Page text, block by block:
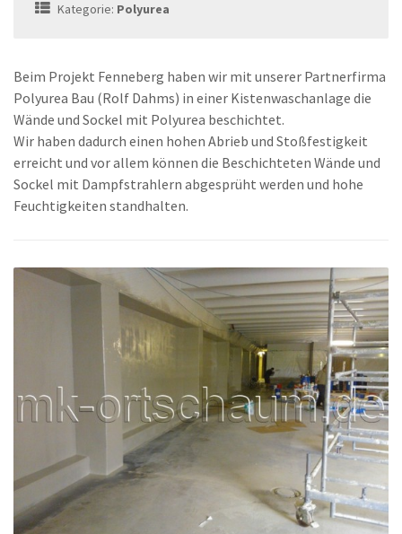
Kategorie: Polyurea
Beim Projekt Fenneberg haben wir mit unserer Partnerfirma
Polyurea Bau (Rolf Dahms) in einer Kistenwaschanlage die
Wände und Sockel mit Polyurea beschichtet.
Wir haben dadurch einen hohen Abrieb und Stoßfestigkeit
erreicht und vor allem können die Beschichteten Wände und
Sockel mit Dampfstrahlern abgesprüht werden und hohe
Feuchtigkeiten standhalten.